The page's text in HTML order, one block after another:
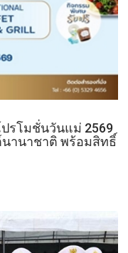
รโมชั่นวันแม่ 2569
านาชาติ พร้อมสิทธิ์